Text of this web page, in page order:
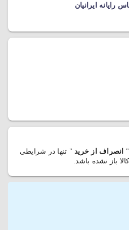
انصراف از خرید " تنها در شرایطی
باز نشده باشد.